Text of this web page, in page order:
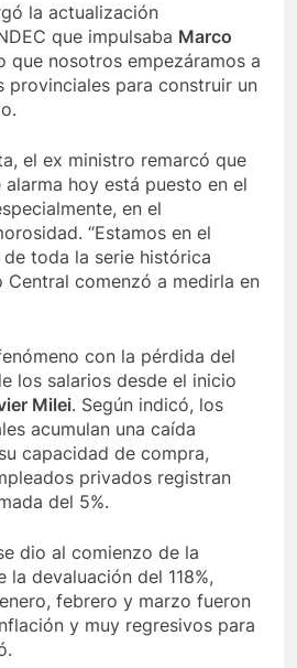
la actualización
que impulsaba Marco
que nosotros empezáramos a
provinciales para construir un
el ex ministro remarcó que
hoy está puesto en el
en el
“Estamos en el
toda la serie histórica
Central comenzó a medirla en
con la pérdida del
los salarios desde el inicio
Milei. Según indicó, los
acumulan una caída
capacidad de compra,
privados registran
del 5%.
dio al comienzo de la
la devaluación del 118%,
febrero y marzo fueron
y muy regresivos para